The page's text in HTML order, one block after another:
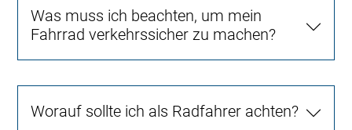
Was muss ich beachten, um mein
Fahrrad verkehrssicher zu machen?
Worauf sollte ich als Radfahrer achten?